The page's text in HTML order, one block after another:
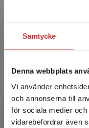
Samtycke
Denna webbplats
Vi använder
och annonserna till
för sociala medier
vidarebefordrar även
Gilda Kästen-
elever som up...